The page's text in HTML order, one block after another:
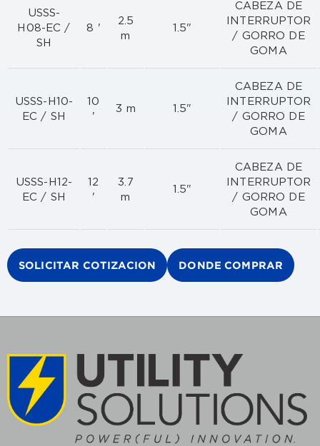
USSS-
H08-EC /
SH
8 '
2.5
m
1.5"
CABEZA DE
INTERRUPTOR
/ GORRO DE
GOMA
USSS-H10-
EC / SH
10
'
3 m 1.5"
CABEZA DE
INTERRUPTOR
/ GORRO DE
GOMA
USSS-H12-
EC / SH
12
'
3.7
m
1.5"
CABEZA DE
INTERRUPTOR
/ GORRO DE
GOMA
SOLICITAR COTIZACION DONDE COMPRAR